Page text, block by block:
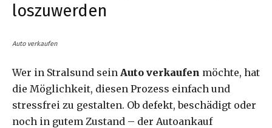
loszuwerden
Auto verkaufen
Wer in Stralsund sein Auto verkaufen möchte, hat
die Möglichkeit, diesen Prozess einfach und
stressfrei zu gestalten. Ob defekt, beschädigt oder
noch in gutem Zustand – der Autoankauf